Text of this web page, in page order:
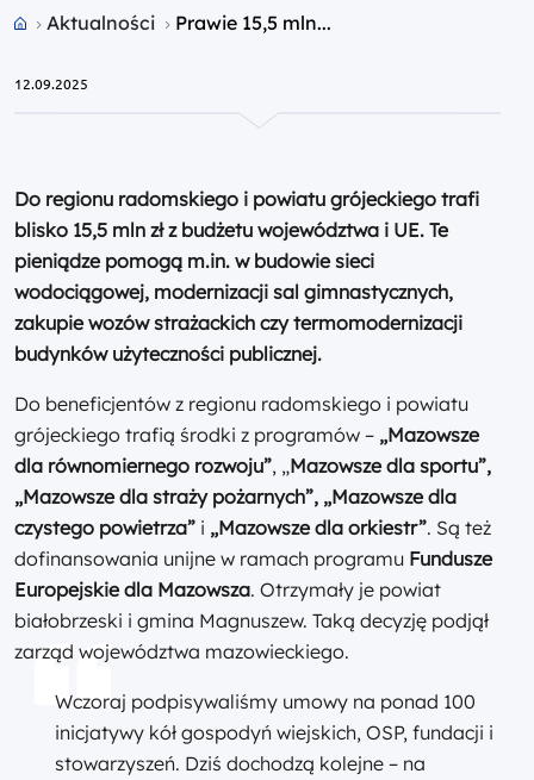
Przejdź do strony głównej portalu
Aktualności Prawie 15,5 mln...
12.09.2025
Do regionu radomskiego i powiatu grójeckiego trafi
blisko 15,5 mln zł z budżetu województwa i UE. Te
pieniądze pomogą m.in. w budowie sieci
wodociągowej, modernizacji sal gimnastycznych,
zakupie wozów strażackich czy termomodernizacji
budynków użyteczności publicznej.
Do beneficjentów z regionu radomskiego i powiatu
grójeckiego trafią środki z programów – „Mazowsze
dla równomiernego rozwoju”, „Mazowsze dla sportu”,
„Mazowsze dla straży pożarnych”, „Mazowsze dla
czystego powietrza” i „Mazowsze dla orkiestr”. Są też
dofinansowania unijne w ramach programu Fundusze
Europejskie dla Mazowsza. Otrzymały je powiat
białobrzeski i gmina Magnuszew. Taką decyzję podjął
zarząd województwa mazowieckiego.
Wczoraj podpisywaliśmy umowy na ponad 100
inicjatywy kół gospodyń wiejskich, OSP, fundacji i
stowarzyszeń. Dziś dochodzą kolejne – na